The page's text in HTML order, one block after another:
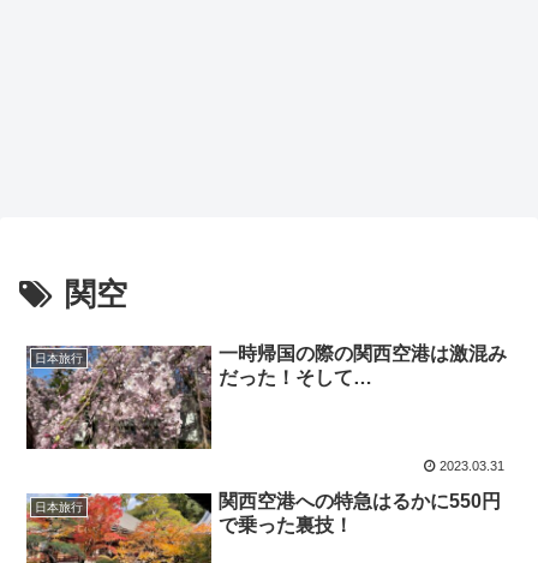
関空
日本旅行
一時帰国の際の関西空港は激混み
だった！そして…
2023.03.31
日本旅行
関西空港への特急はるかに550円
で乗った裏技！